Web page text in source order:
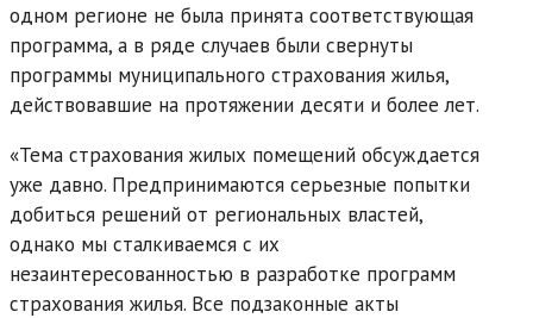
одном регионе не была принята соответствующая
программа, а в ряде случаев были свернуты
программы муниципального страхования жилья,
действовавшие на протяжении десяти и более лет.
«Тема страхования жилых помещений обсуждается
уже давно. Предпринимаются серьезные попытки
добиться решений от региональных властей,
однако мы сталкиваемся с их
незаинтересованностью в разработке программ
страхования жилья. Все подзаконные акты